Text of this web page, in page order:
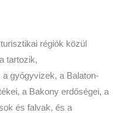
régiók közül
tartozik,
gyógyvizek, a Balaton-
a Bakony erdőségei, a
és falvak, és a